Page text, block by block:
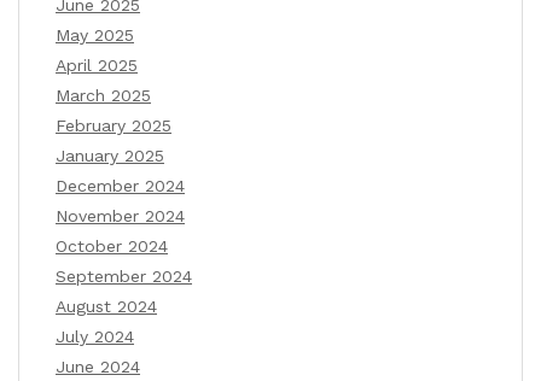
June 2025
May 2025
April 2025
March 2025
February 2025
January 2025
December 2024
November 2024
October 2024
September 2024
August 2024
July 2024
June 2024